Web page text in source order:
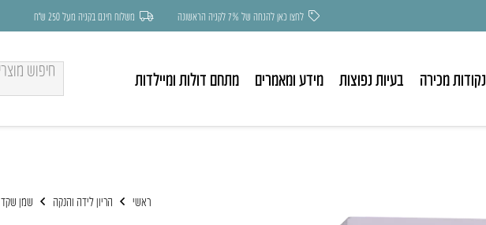
לחצו כאן להנחה של 7% לקניה הראשונה משלוח חינם בקניה מעל 250 ש״ח
נקודות מכירה בעיות נפוצות מידע ומאמרים מתחם דולות ומיילדות
ראשי הריון לידה והנקה שמן